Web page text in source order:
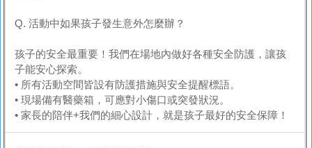
Q. 活動中如果孩子發生意外怎麼辦？
孩子的安全最重要！我們在場地內做好各種安全防護，讓孩
子能安心探索。
• 所有活動空間皆設有防護措施與安全提醒標語。
• 現場備有醫藥箱，可應對小傷口或突發狀況。
• 家長的陪伴+我們的細心設計，就是孩子最好的安全保障！